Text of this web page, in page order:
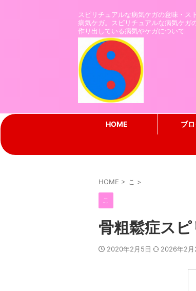
スピリチュアルな病気ケガの意味・ス
病気ケガ。スピリチュアルな病気ケガ
作り出している病気やケガについて
HOME ブ
HOME > こ >
こ
骨粗鬆症ス
2020年2月5日 2026年2月